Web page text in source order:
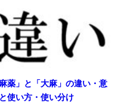
麻薬」と「大麻」の違い・意
使い方・使い分け